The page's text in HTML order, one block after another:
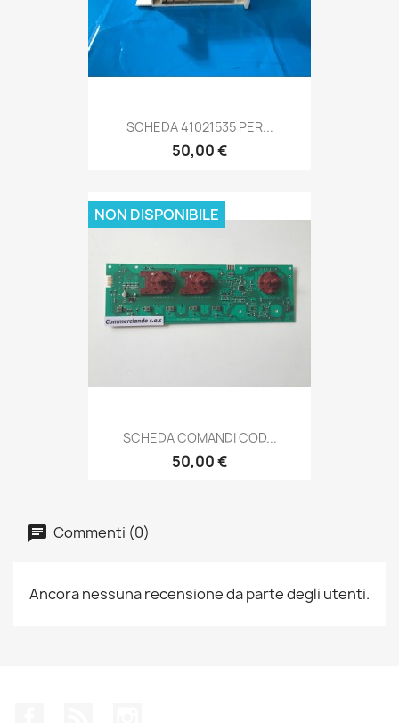
SCHEDA 41021535 PER...
50,00 €
SCHEDA COMANDI COD...
50,00 €
NON DISPONIBILE
Commenti (0)
Ancora nessuna recensione da parte degli utenti.